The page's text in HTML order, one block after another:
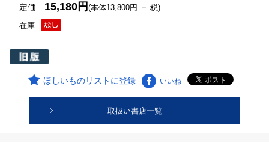
在庫
定価 15,180円(本体13,800円 ＋ 税)
ほしいものリストに登録 いいね
取扱い書店一覧